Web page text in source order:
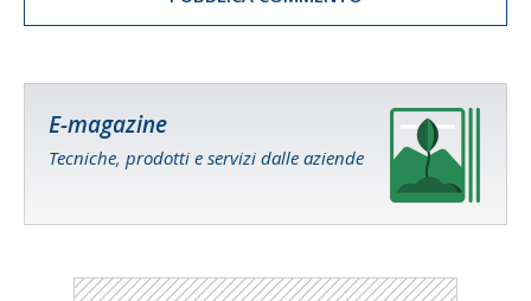
E-magazine
Tecniche, prodotti e servizi dalle aziende